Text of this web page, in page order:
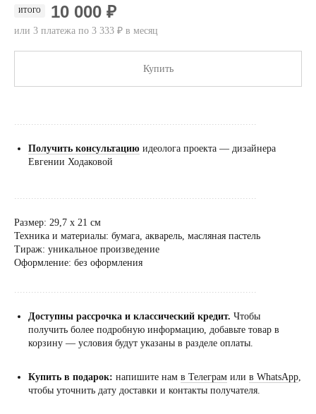
ИТОГО 10 000 ₽
или 3 платежа по 3 333 ₽ в месяц
Купить
......................................................................................
Получить консультацию идеолога проекта — дизайнера
Евгении Ходаковой
......................................................................................
Размер: 29,7 х 21 см
Техника и материалы: бумага, акварель, масляная пастель
Тираж: уникальное произведение
Оформление: без оформления
......................................................................................
Доступны рассрочка и классический кредит. Чтобы
получить более подробную информацию, добавьте товар в
корзину — условия будут указаны в разделе оплаты.
Купить в подарок: напишите нам в Телеграм или в WhatsApp,
чтобы уточнить дату доставки и контакты получателя.